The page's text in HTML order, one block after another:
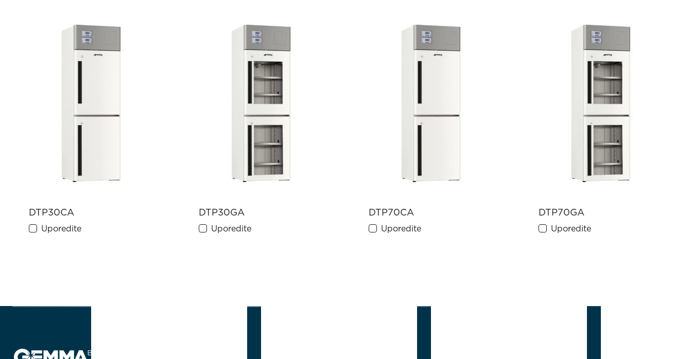
DTP30CA
Uporedite
DTP30GA
Uporedite
DTP70CA
Uporedite
DTP70GA
Uporedite